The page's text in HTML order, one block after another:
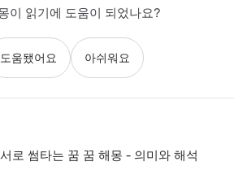
이 읽기에 도움이 되었나요?
도움됐어요 아쉬워요
로 썸타는 꿈 꿈 해몽 - 의미와 해석